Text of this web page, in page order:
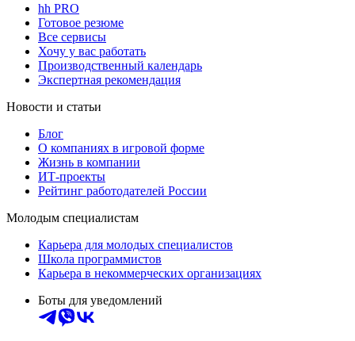
hh PRO
Готовое резюме
Все сервисы
Хочу у вас работать
Производственный календарь
Экспертная рекомендация
Новости и статьи
Блог
О компаниях в игровой форме
Жизнь в компании
ИТ-проекты
Рейтинг работодателей России
Молодым специалистам
Карьера для молодых специалистов
Школа программистов
Карьера в некоммерческих организациях
Боты для уведомлений